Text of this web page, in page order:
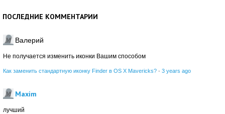
ПОСЛЕДНИЕ КОММЕНТАРИИ
Валерий
Не получается изменить иконки Вашим способом
Как заменить стандартную иконку Finder в OS X Mavericks? · 3 years ago
Maxim
лучший